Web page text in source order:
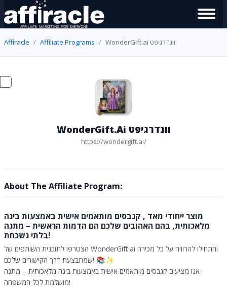
Affiracle Affiliate Programs WonderGift.ai וונדרגיפט
WonderGift.ai וונדרגיפט
https://wondergift.ai/
About The Affiliate Program:
מוצר ייחודי מאד , קנבסים מותאמים אישית באמצעות בינה
מלאכותית, בהם האהובים שלכם הם הדמות הראשית – מתנה
בלתי נשכחת!
הצטרפו לתוכנית השותפים של WonderGift.ai והתחילו להרוויח על כל מכירה
שמתבצעת דרך הקישורים שלכם! 📚✨
אנו מציעים קנבסים מותאמים אישית באמצעות בינה מלאכותית – מתנה
מושלמת לכל המשפחה!